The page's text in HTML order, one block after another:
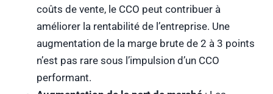
coûts de vente, le CCO peut contribuer à
améliorer la rentabilité de l’entreprise. Une
augmentation de la marge brute de 2 à 3 points
n’est pas rare sous l’impulsion d’un CCO
performant.